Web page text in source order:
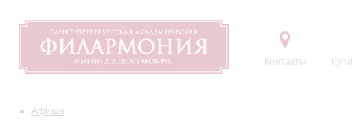
Контакты
Афиша